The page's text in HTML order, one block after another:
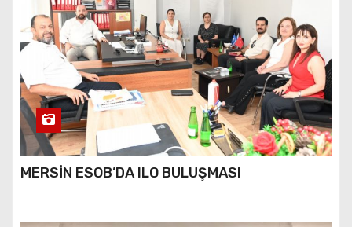
MERSİN ESOB’DA ILO BULUŞMASI